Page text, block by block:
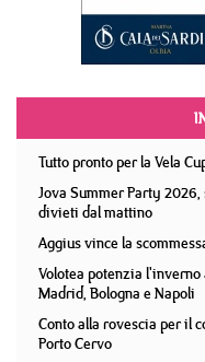
Tutto pronto per la Vela
Jova Summer Party
divieti dal mattino
Aggius vince la
Volotea potenzia
Madrid, Bologna e Napoli
Conto alla rovescia per il
Porto Cervo